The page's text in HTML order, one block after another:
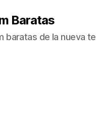
Baratas
baratas de la nueva